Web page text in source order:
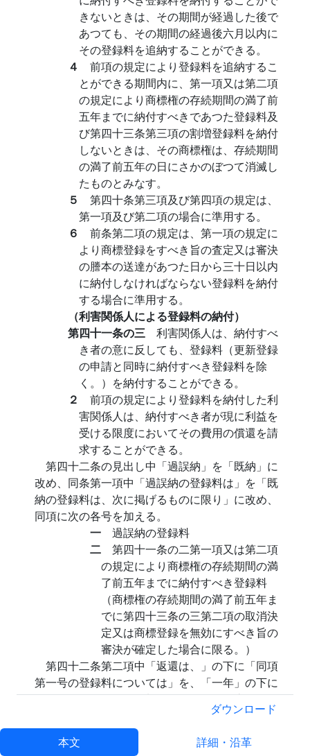
きないときは、その期間が経過した後で
あつても、その期間の経過後六月以内に
その登録料を追納することができる。
４ 前項の規定により登録料を追納するこ
とができる期間内に、第一項又は第二項
の規定により商標権の存続期間の満了前
五年までに納付すべきであつた登録料及
び第四十三条第三項の割増登録料を納付
しないときは、その商標権は、存続期間
の満了前五年の日にさかのぼつて消滅し
たものとみなす。
５ 第四十条第三項及び第四項の規定は、
第一項及び第二項の場合に準用する。
６ 前条第二項の規定は、第一項の規定に
より商標登録をすべき旨の査定又は審決
の謄本の送達があつた日から三十日以内
に納付しなければならない登録料を納付
する場合に準用する。
（利害関係人による登録料の納付）
第四十一条の三 利害関係人は、納付すべ
き者の意に反しても、登録料（更新登録
の申請と同時に納付すべき登録料を除
く。）を納付することができる。
２ 前項の規定により登録料を納付した利
害関係人は、納付すべき者が現に利益を
受ける限度においてその費用の償還を請
求することができる。
第四十二条の見出し中「過誤納」を「既納」に
改め、同条第一項中「過誤納の登録料は」を「既
納の登録料は、次に掲げるものに限り」に改め、
同項に次の各号を加える。
一 過誤納の登録料
二 第四十一条の二第一項又は第二項
の規定により商標権の存続期間の満
了前五年までに納付すべき登録料
（商標権の存続期間の満了前五年ま
でに第四十三条の三第二項の取消決
定又は商標登録を無効にすべき旨の
審決が確定した場合に限る。）
第四十二条第二項中「返還は、」の下に「同項
第一号の登録料については」を、「一年」の下に
「、同項第二号の登録料については第四十三条の
三第二項の取消決定又は審決が確定した日から六
月」を加える。
第四十三条を次のように改める。
ダウンロード
本文 詳細・沿革